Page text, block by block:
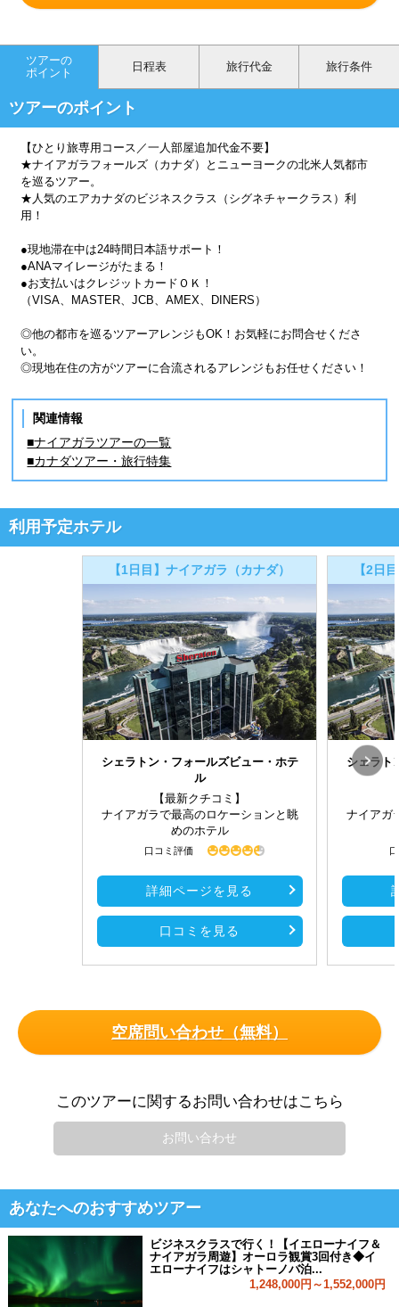
ツアーの
ポイント
日程表 旅行代金 旅行条件
ツアーのポイント
【ひとり旅専用コース／一人部屋追加代金不要】
★ナイアガラフォールズ（カナダ）とニューヨークの北米人気都市
を巡るツアー。
★人気のエアカナダのビジネスクラス（シグネチャークラス）利
用！
●現地滞在中は24時間日本語サポート！
●ANAマイレージがたまる！
●お支払いはクレジットカードＯＫ！
（VISA、MASTER、JCB、AMEX、DINERS）
◎他の都市を巡るツアーアレンジもOK！お気軽にお問合せくださ
い。
◎現地在住の方がツアーに合流されるアレンジもお任せください！
関連情報
■ナイアガラツアーの一覧
■カナダツアー・旅行特集
利用予定ホテル
【1日目】ナイアガラ（カナダ）
シェラトン・フォールズビュー・ホテ
ル
【最新クチコミ】
ナイアガラで最高のロケーションと眺
めのホテル
口コミ評価
詳細ページを見る
口コミを見る
【2日
シェラト
ナイアガ
空席問い合わせ（無料）
このツアーに関するお問い合わせはこちら
お問い合わせ
あなたへのおすすめツアー
ビジネスクラスで行く！【イエローナイフ＆
ナイアガラ周遊】オーロラ観賞3回付き◆イ
エローナイフはシャトーノバ泊...
1,248,000円～1,552,000円